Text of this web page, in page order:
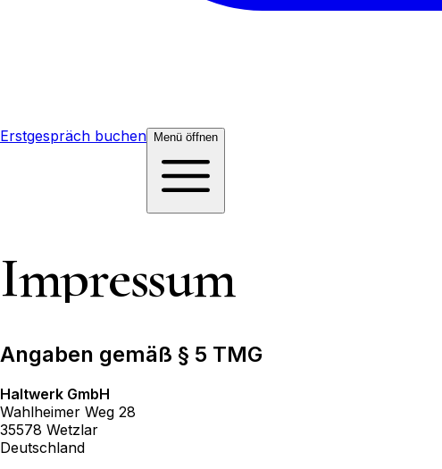
Erstgespräch buchen Menü öffnen
Impressum
Angaben gemäß § 5 TMG
Haltwerk GmbH
Wahlheimer Weg 28
35578 Wetzlar
Deutschland